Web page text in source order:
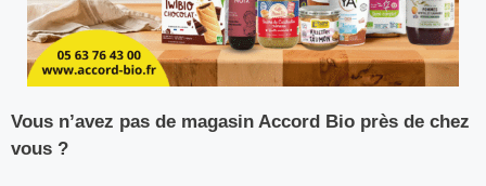
Vous n’avez pas de magasin Accord Bio près de chez
vous ?